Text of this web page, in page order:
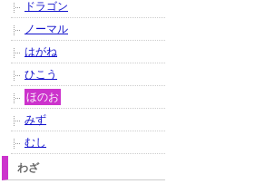
ドラゴン
ノーマル
はがね
ひこう
ほのお
みず
むし
わざ